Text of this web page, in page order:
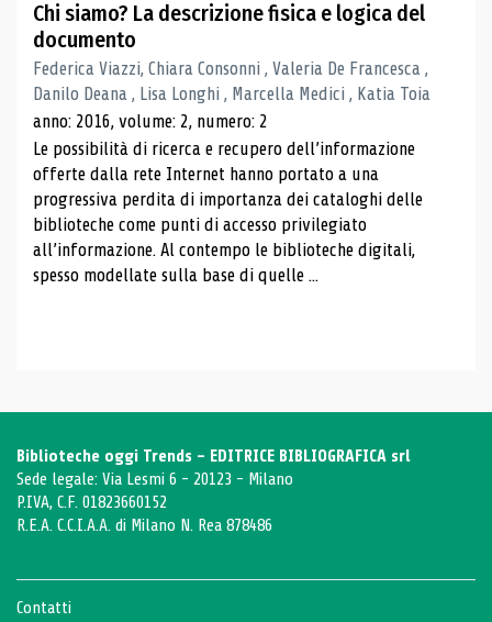
Chi siamo? La descrizione fisica e logica del
documento
Federica Viazzi, Chiara Consonni , Valeria De Francesca ,
Danilo Deana , Lisa Longhi , Marcella Medici , Katia Toia
anno: 2016, volume: 2, numero: 2
Le possibilità di ricerca e recupero dell’informazione
offerte dalla rete Internet hanno portato a una
progressiva perdita di importanza dei cataloghi delle
biblioteche come punti di accesso privilegiato
all’informazione. Al contempo le biblioteche digitali,
spesso modellate sulla base di quelle ...
Biblioteche oggi Trends - EDITRICE BIBLIOGRAFICA srl
Sede legale: Via Lesmi 6 - 20123 - Milano
P.IVA, C.F. 01823660152
R.E.A. C.C.I.A.A. di Milano N. Rea 878486
Contatti